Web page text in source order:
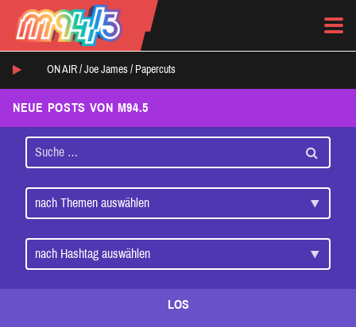
ON AIR / Joe James / Papercuts
NEUE POSTS VON M94.5
LOS